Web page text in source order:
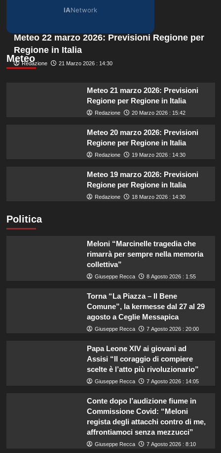
IANetwork
Meteo
Meteo 22 marzo 2026: Previsioni Regione per
Regione in Italia
Redazione 21 Marzo 2026 : 14:30
Meteo 21 marzo 2026: Previsioni
Regione per Regione in Italia
Redazione 20 Marzo 2026 : 15:42
Meteo 20 marzo 2026: Previsioni
Regione per Regione in Italia
Redazione 19 Marzo 2026 : 14:30
Meteo 19 marzo 2026: Previsioni
Regione per Regione in Italia
Redazione 18 Marzo 2026 : 14:30
Politica
Meloni “Marcinelle tragedia che
rimarrà per sempre nella memoria
collettiva”
Giuseppe Recca 8 Agosto 2026 : 1:55
Torna “La Piazza – Il Bene
Comune”, la kermesse dal 27 al 29
agosto a Ceglie Messapica
Giuseppe Recca 7 Agosto 2026 : 20:00
Papa Leone XIV ai giovani ad
Assisi “Il coraggio di compiere
scelte è l’atto più rivoluzionario”
Giuseppe Recca 7 Agosto 2026 : 14:05
Conte dopo l’audizione fiume in
Commissione Covid: “Meloni
regista degli attacchi contro di me,
affrontiamoci senza mezzucci”
Giuseppe Recca 7 Agosto 2026 : 8:10